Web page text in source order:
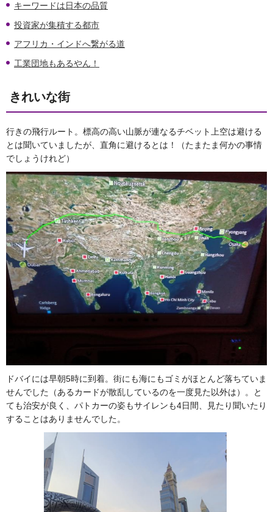
キーワードは日本の品質
投資家が集積する都市
アフリカ・インドへ繋がる道
工業団地もあるやん！
きれいな街
行きの飛行ルート。標高の高い山脈が連なるチベット上空は避ける
とは聞いていましたが、直角に避けるとは！（たまたま何かの事情
でしょうけれど）
ドバイには早朝5時に到着。街にも海にもゴミがほとんど落ちていま
せんでした（あるカードが散乱しているのを一度見た以外は）。と
ても治安が良く、パトカーの姿もサイレンも4日間、見たり聞いたり
することはありませんでした。